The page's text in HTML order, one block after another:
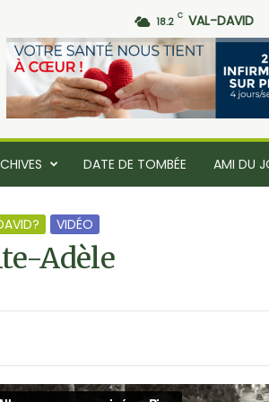
18.2 C VAL-DAVID
DATE DE TOMBÉE AMI DU
VIDÉO
Adèle